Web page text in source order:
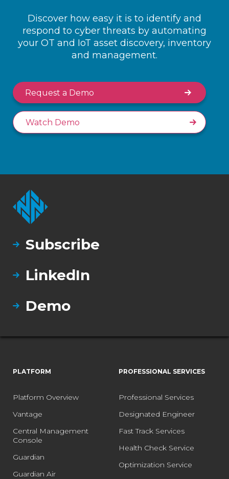
Discover how easy it is to identify and
respond to cyber threats by automating
your OT and IoT asset discovery, inventory
and management.
Request a Demo
Watch Demo
Subscribe
LinkedIn
Demo
PLATFORM
Platform Overview
Vantage
Central Management
Console
Guardian
Guardian Air
PROFESSIONAL SERVICES
Professional Services
Designated Engineer
Fast Track Services
Health Check Service
Optimization Service